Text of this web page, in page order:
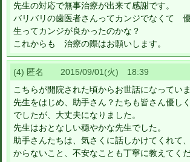
先生の対応で無事治療が出来て感謝です。
バリバリの歯医者さんってカンジでなくて
生ってカンジが良かったのかな？
これからも 治療の際はお願いします。
(4) 匿名 2015/09/01(火) 18:39
こちらが開院された頃からお世話になっていま
先生をはじめ、助手さん？たちも皆さん優し
でしたが、大丈夫になりました。
先生はおとなしい穏やかな先生でした。
助手さんたちは、気さくに話しかけてくれて
からないこと、不安なことも丁寧に教えてく